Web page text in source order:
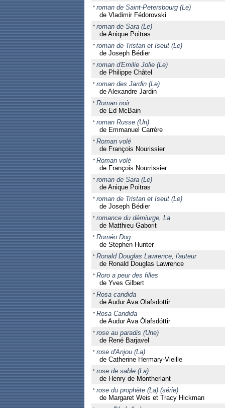
roman de Saint-Petersbourg (Le)
de Vladimir Fédorovski
roman de Sara (Le)
de Anique Poitras
roman de Tristan et Iseut (Le)
de Joseph Bédier
roman d'Emilie Jolie (Le)
de Philippe Châtel
roman des Jardin (Le)
de Alexandre Jardin
Roman noir
de Ed McBain
roman Russe (Un)
de Emmanuel Carrère
Roman volé
de François Nourissier
Roman volé
de François Nourrissier
roman de Sara (Le)
de Anique Poitras
roman de Tristan et Iseut (Le)
de Joseph Bédier
romance du démiurge, La
de Matthieu Gaborit
Roméo Dog
de Stephen Hunter
Ronald Douglas Lawrence, l'auteur
de Ronald Douglas Lawrence
Roro a peur des filles
de Yves Gilbert
Rosa candida
de Audur Ava Olafsdottir
Rosa Candida
de Audur Ava Ólafsdóttir
rose au paradis (Une)
de René Barjavel
rose d'Anjou (La)
de Catherine Hermary-Vieille
rose de sable (La)
de Henry de Montherlant
rose du prophète (La) (série)
de Margaret Weis et Tracy Hickman